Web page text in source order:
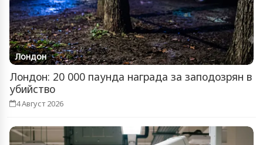
Лондон
Лондон: 20 000 паунда награда за заподозрян в
убийство
4 Август 2026